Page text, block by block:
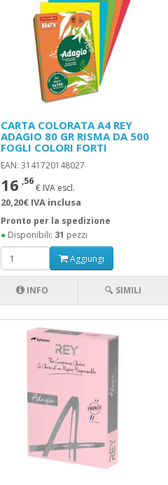
CARTA COLORATA A4 REY
ADAGIO 80 GR RISMA DA 500
FOGLI COLORI FORTI
EAN: 3141720148027
16 ,56
€ IVA escl.
20,20€ IVA inclusa
Pronto per la spedizione
●Disponibili: 31 pezzi
Aggiungi
INFO 🔍 SIMILI